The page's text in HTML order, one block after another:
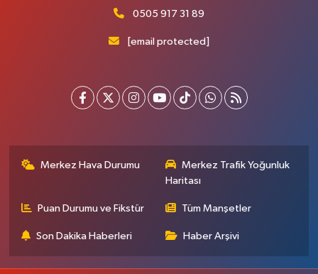
0505 917 31 89
[email protected]
Merkez Hava Durumu
Merkez Trafik Yoğunluk
Haritası
Puan Durumu ve Fikstür Tüm Manşetler
Son Dakika Haberleri Haber Arşivi